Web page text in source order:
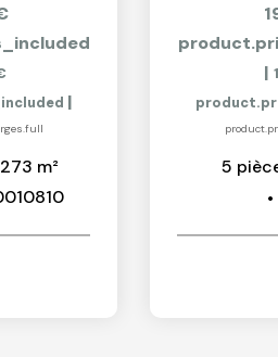
|
273 m²
|
5